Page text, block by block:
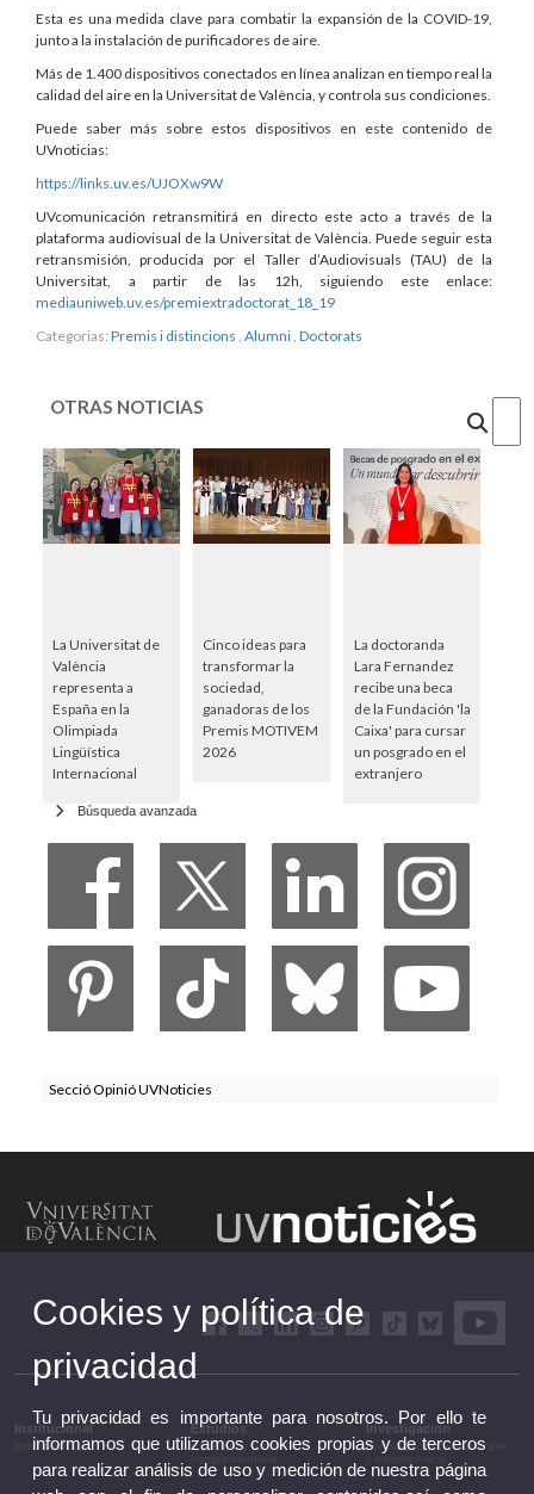
Esta es una medida clave para combatir la expansión de la COVID-19,
junto a la instalación de purificadores de aire.
Más de 1.400 dispositivos conectados en línea analizan en tiempo real la
calidad del aire en la Universitat de València, y controla sus condiciones.
Puede saber más sobre estos dispositivos en este contenido de
UVnoticias:
https://links.uv.es/UJOXw9W
UVcomunicación retransmitirá en directo este acto a través de la
plataforma audiovisual de la Universitat de València. Puede seguir esta
retransmisión, producida por el Taller d’Audiovisuals (TAU) de la
Universitat, a partir de las 12h, siguiendo este enlace:
mediauniweb.uv.es/premiextradoctorat_18_19
Categorias: Premis i distincions , Alumni, Doctorats
OTRAS NOTICIAS
La Universitat de
València
representa a
España en la
Olimpiada
Lingüística
Internacional
Cinco ideas para
transformar la
sociedad,
ganadoras de los
Premis MOTIVEM
2026
La doctoranda
Lara Fernandez
recibe una beca
de la Fundación 'la
Caixa' para cursar
un posgrado en el
extranjero
Búsqueda avanzada
Secció Opinió UVNoticies
Institucional
Institucional
Estudios
Estudios y formación
Investigación
Investigación, innovación
Cookies y política de
privacidad
Tu privacidad es importante para nosotros. Por ello te
informamos que utilizamos cookies propias y de terceros
para realizar análisis de uso y medición de nuestra página